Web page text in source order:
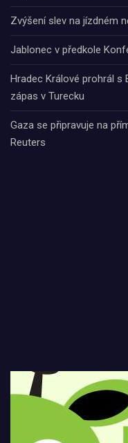
Zvýšení slev na jízdném
Jablonec v předkole
Hradec Králové prohrál
zápas v Turecku
Gaza se připravuje na
Reuters